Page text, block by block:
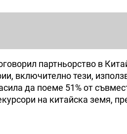
партньорство в
включително тези,
да поеме 51% от
на китайска земя,